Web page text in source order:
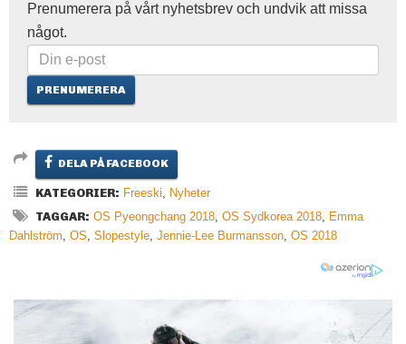
Prenumerera på vårt nyhetsbrev och undvik att missa
något.
DELA PÅ FACEBOOK
KATEGORIER: Freeski, Nyheter
TAGGAR: OS Pyeongchang 2018, OS Sydkorea 2018, Emma
Dahlström, OS, Slopestyle, Jennie-Lee Burmansson, OS 2018